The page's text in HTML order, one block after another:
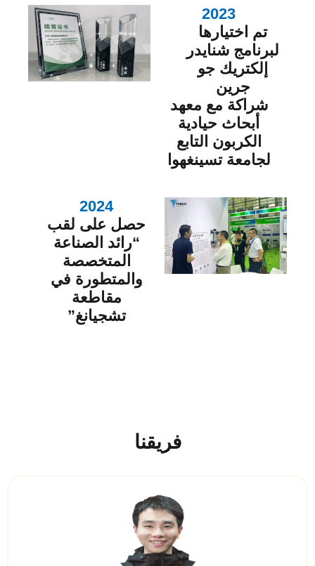
2023
تم اختيارها
لبرنامج شنايدر
إلكتريك جو
جرين
شراكة مع معهد
أبحاث حيادية
الكربون التابع
لجامعة تسينغهوا
2024
حصل على لقب
“رائد الصناعة
المتخصصة
والمتطورة في
مقاطعة
تشجيانغ”
فريقنا